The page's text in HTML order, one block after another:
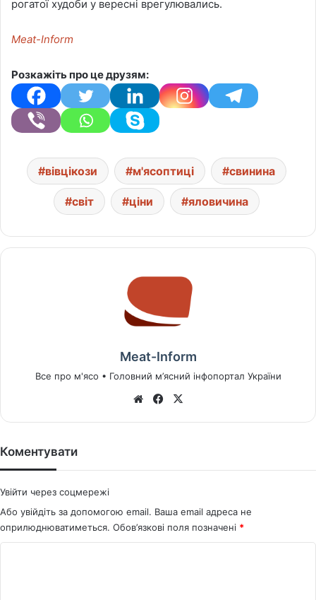
рогатої худоби у вересні врегулювались.
Meat-Inform
Розкажіть про це друзям:
вівцікози м'ясоптиці свинина
світ ціни яловичина
Meat-Inform
Все про м'ясо • Головний м’ясний інфопортал України
We
Fa
Коментувати
Увійти через соцмережі
Або увійдіть за допомогою email. Ваша email адреса не
оприлюднюватиметься. Обов’язкові поля позначені *